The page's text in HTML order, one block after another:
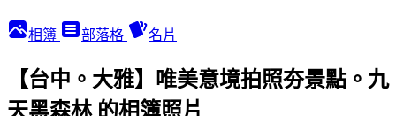
相簿 部落格 名片
【台中。大雅】唯美意境拍照夯景點。九
天黑森林 的相簿照片